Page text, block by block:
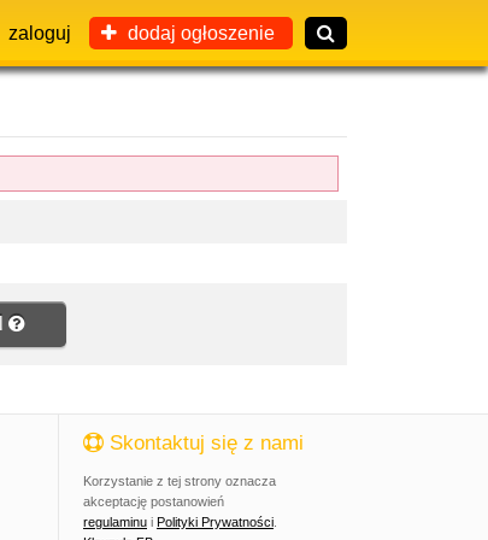
zaloguj dodaj ogłoszenie
Skontaktuj się z nami
Korzystanie z tej strony oznacza
akceptację postanowień
regulaminu i Polityki Prywatności